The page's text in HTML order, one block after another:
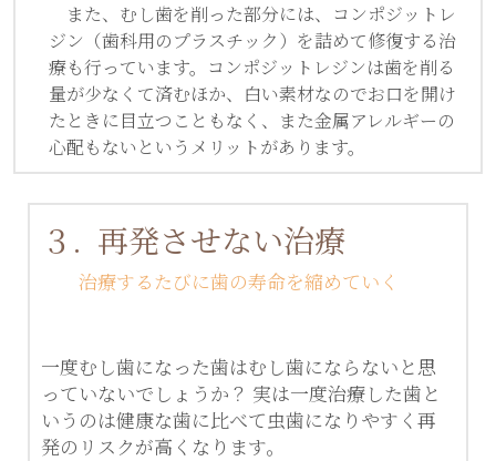
また、むし歯を削った部分には、コンポジットレ
ジン（歯科用のプラスチック）を詰めて修復する治
療も行っています。コンポジットレジンは歯を削る
量が少なくて済むほか、白い素材なのでお口を開け
たときに目立つこともなく、また金属アレルギーの
心配もないというメリットがあります。
３.  再発させない治療
治療するたびに歯の寿命を縮めていく
一度むし歯になった歯はむし歯にならないと思
っていないでしょうか？ 実は一度治療した歯と
いうのは健康な歯に比べて虫歯になりやすく再
発のリスクが高くなります。